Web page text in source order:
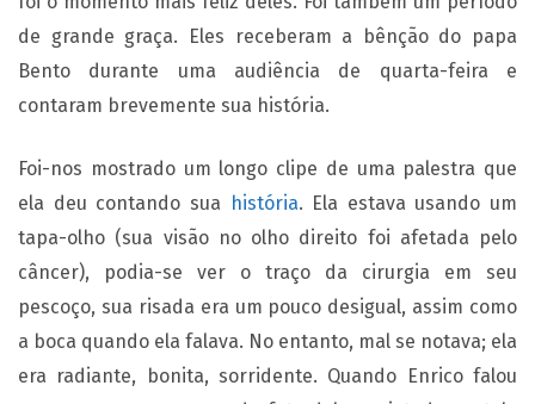
de grande graça. Eles receberam a bênção do papa
Bento durante uma audiência de quarta-feira e
contaram brevemente sua história.
Foi-nos mostrado um longo clipe de uma palestra que
ela deu contando sua
história. Ela estava usando um
tapa-olho (sua visão no olho direito foi afetada pelo
câncer), podia-se ver o traço da cirurgia em seu
pescoço, sua risada era um pouco desigual, assim como
a boca quando ela falava. No entanto, mal se notava; ela
era radiante, bonita, sorridente. Quando Enrico falou